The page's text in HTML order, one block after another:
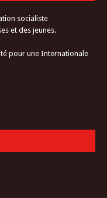
socialiste
et des jeunes.
pour une Internationale